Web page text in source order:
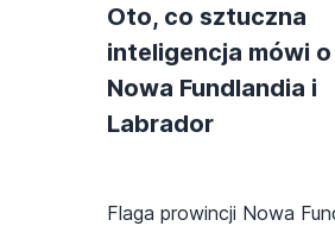
Oto, co sztuczna
inteligencja mówi
Nowa Fundlandia i
Labrador
Flaga prowincji Nowa